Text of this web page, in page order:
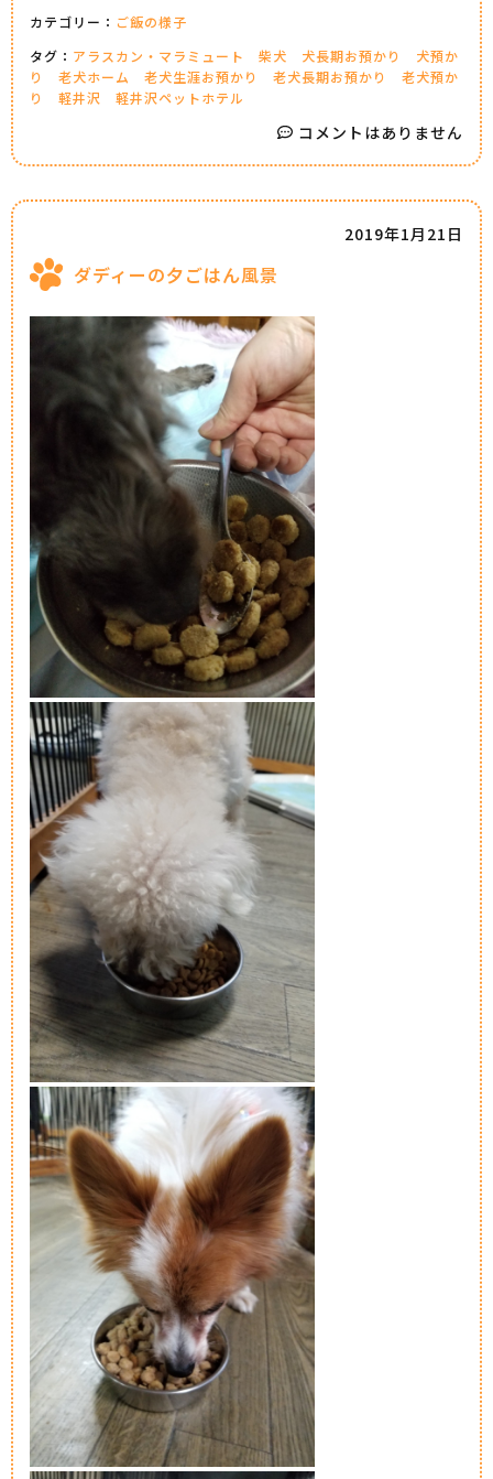
カテゴリー： ご飯の様子
タグ： アラスカン・マラミュート 柴犬 犬長期お預かり
犬預か
り
老犬ホーム 老犬生涯お預かり 老犬長期お預かり
老犬預か
り
軽井沢 軽井沢ペットホテル
コメントはありません
ダディーの夕ごはん風景
2019年1月21日